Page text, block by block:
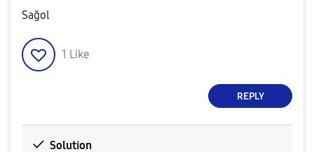
Sağol
1 Like
REPLY
Solution